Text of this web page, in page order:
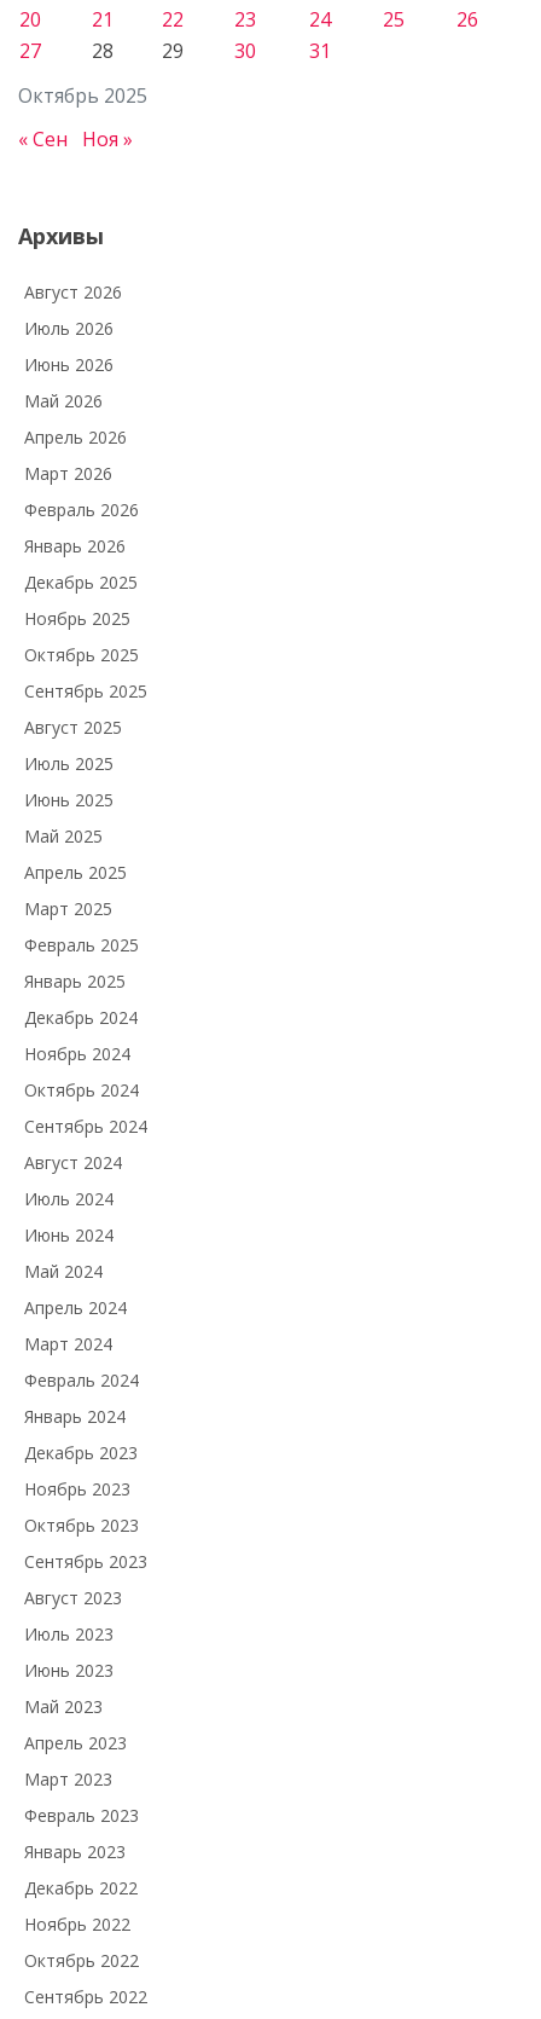
Октябрь 2025
20
21 22 23 24 25
26
27
28 29 30 31
« Сен Ноя »
Архивы
Август 2026
Июль 2026
Июнь 2026
Май 2026
Апрель 2026
Март 2026
Февраль 2026
Январь 2026
Декабрь 2025
Ноябрь 2025
Октябрь 2025
Сентябрь 2025
Август 2025
Июль 2025
Июнь 2025
Май 2025
Апрель 2025
Март 2025
Февраль 2025
Январь 2025
Декабрь 2024
Ноябрь 2024
Октябрь 2024
Сентябрь 2024
Август 2024
Июль 2024
Июнь 2024
Май 2024
Апрель 2024
Март 2024
Февраль 2024
Январь 2024
Декабрь 2023
Ноябрь 2023
Октябрь 2023
Сентябрь 2023
Август 2023
Июль 2023
Июнь 2023
Май 2023
Апрель 2023
Март 2023
Февраль 2023
Январь 2023
Декабрь 2022
Ноябрь 2022
Октябрь 2022
Сентябрь 2022